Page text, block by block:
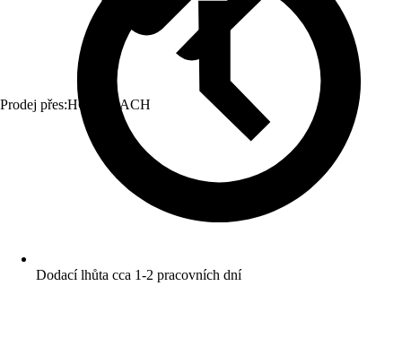
Prodej přes:HORNBACH
Dodací lhůta cca 1-2 pracovních dní